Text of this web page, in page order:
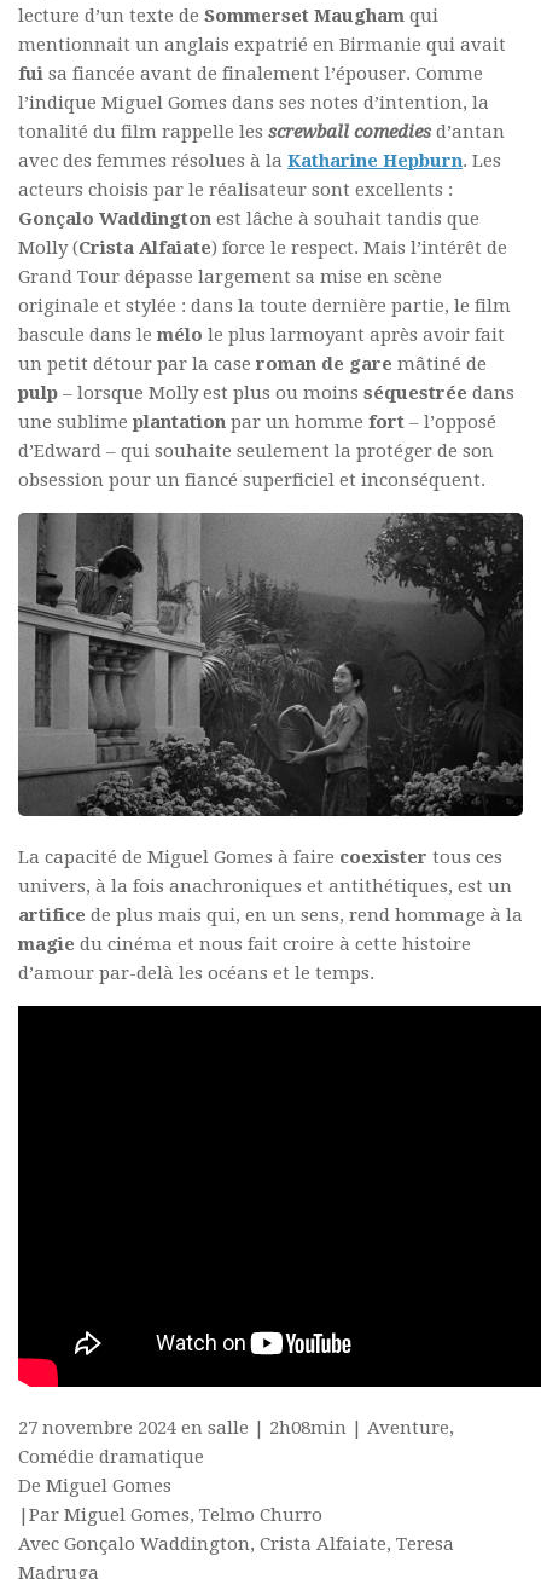
lecture d’un texte de Sommerset Maugham qui
mentionnait un anglais expatrié en Birmanie qui avait
fui sa fiancée avant de finalement l’épouser. Comme
l’indique Miguel Gomes dans ses notes d’intention, la
tonalité du film rappelle les screwball comedies d’antan
avec des femmes résolues à la Katharine Hepburn. Les
acteurs choisis par le réalisateur sont excellents :
Gonçalo Waddington est lâche à souhait tandis que
Molly (Crista Alfaiate) force le respect. Mais l’intérêt de
Grand Tour dépasse largement sa mise en scène
originale et stylée : dans la toute dernière partie, le film
bascule dans lemélo le plus larmoyant après avoir fait
un petit détour par la caseroman de gare mâtiné de
pulp – lorsque Molly est plus ou moins séquestrée dans
une sublime plantation par un homme fort – l’opposé
d’Edward – qui souhaite seulement la protéger de son
obsession pour un fiancé superficiel et inconséquent.
La capacité de Miguel Gomes à faire coexister tous ces
univers, à la fois anachroniques et antithétiques, est un
artifice de plus mais qui, en un sens, rend hommage à la
magie du cinéma et nous fait croire à cette histoire
d’amour par-delà les océans et le temps.
27 novembre 2024 en salle | 2h08min | Aventure,
Comédie dramatique
De Miguel Gomes
|Par Miguel Gomes, Telmo Churro
Avec Gonçalo Waddington, Crista Alfaiate, Teresa
Madruga